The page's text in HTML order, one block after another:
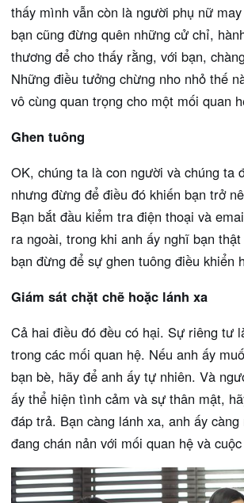
thấy mình vẫn còn là người phụ nữ
bạn cũng đừng quên những cử chỉ,
thương để cho thấy rằng, với bạn,
Những điều tưởng chừng nho nhỏ thế
vô cùng quan trọng cho một mối quan
Ghen tuông
OK, chúng ta là con người và chúng ta
nhưng đừng để điều đó khiến bạn trở
Bạn bắt đầu kiểm tra điện thoại và
ra ngoài, trong khi anh ấy nghĩ bạn
bạn đừng để sự ghen tuông điều khiển
Giám sát chặt chẽ hoặc lánh xa
Cả hai điều đó đều có hại. Sự riêng tư
trong các mối quan hệ. Nếu anh ấy
bạn bè, hãy để anh ấy tự nhiên. Và
ấy thể hiện tình cảm và sự thân mật,
đáp trả. Bạn càng lánh xa, anh ấy
đang chán nản với mối quan hệ và